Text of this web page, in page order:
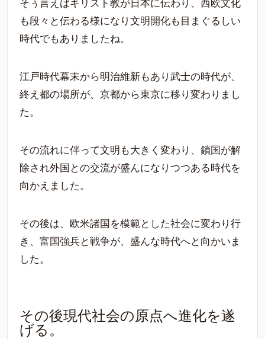
そぅ言えばキリスト教が日本に伝わり、西欧文化
も段々と伝わる様になり文明開化も目まぐるしい
時代でもありましたね。
江戸時代幕末から明治維新もあり武士の時代が、
終え都の場所が、京都から東京に移り変わりまし
た。
その流れに伴って文明も大きく変わり、鎖国が解
除され外国との交流が盛んになりつつある時代を
向かえました。
その後は、欧米諸国を模範とした社会に変わり行
き、富国強兵と戦争が、盛んな時代へと向かいま
した。
その後現代社会の原点へ進化を遂
げる。